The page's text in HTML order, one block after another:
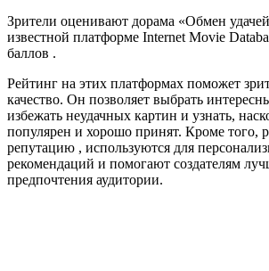
Зрители оценивают дорама «Обмен
известной платформе Internet Movie
баллов .
Рейтинг на этих платформах поможет
качество. Он позволяет выбрать
избежать неудачных картин и узнать,
популярен и хорошо принят. Кроме того,
репутацию , используются для
рекомендаций и помогают создателям
предпочтения аудитории.